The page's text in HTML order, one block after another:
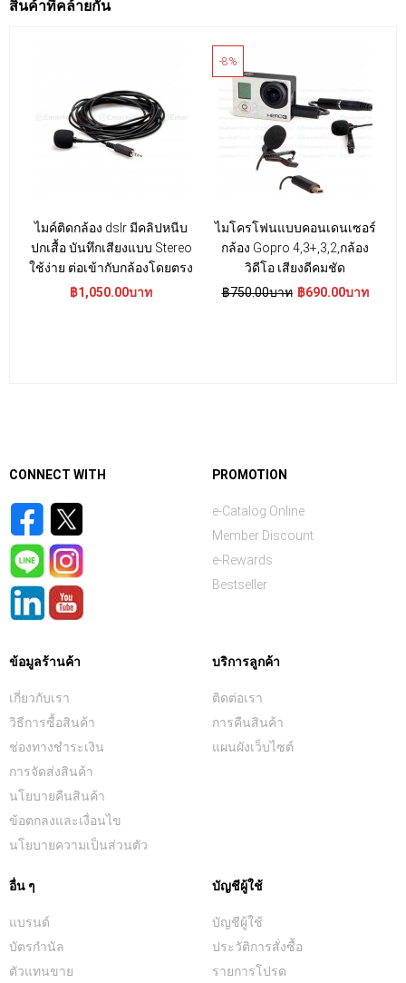
สินค้าที่คล้ายกัน
ไมค์ติดกล้อง dslr มีคลิปหนีบ
ปกเสื้อ บันทึกเสียงแบบ Stereo
ใช้ง่าย ต่อเข้ากับกล้องโดยตรง
฿1,050.00บาท
-8%
ไมโครโฟนแบบคอนเดนเซอร์
กล้อง Gopro 4,3+,3,2,กล้อง
วิดีโอ เสียงดีคมชัด
฿750.00บาท ฿690.00บาท
CONNECT WITH PROMOTION
e-Catalog Online
Member Discount
e-Rewards
Bestseller
ข้อมูลร้านค้า
เกี่ยวกับเรา
วิธีการซื้อสินค้า
ช่องทางชำระเงิน
การจัดส่งสินค้า
นโยบายคืนสินค้า
ข้อตกลงและเงื่อนไข
นโยบายความเป็นส่วนตัว
บริการลูกค้า
ติดต่อเรา
การคืนสินค้า
แผนผังเว็บไซต์
อื่น ๆ
แบรนด์
บัตรกำนัล
ตัวแทนขาย
บัญชีผู้ใช้
บัญชีผู้ใช้
ประวัติการสั่งซื้อ
รายการโปรด